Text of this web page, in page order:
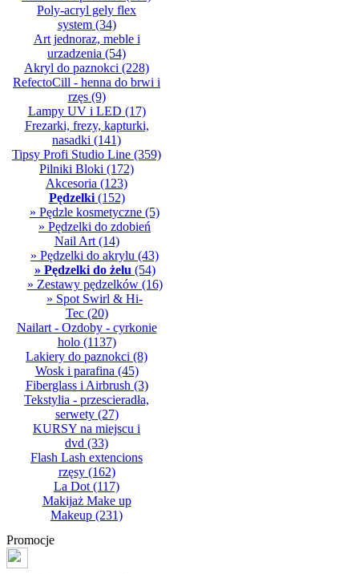
Poly-acryl gely flex
system(34)
Art jednoraz, meble i
urzadzenia (54)
Akryl do paznokci (228)
RefectoCill - henna do brwi i
rzęs(9)
Lampy UV i LED (17)
Frezarki, frezy, kapturki,
nasadki (141)
Tipsy Profi Studio Line (359)
Pilniki Bloki (172)
Akcesoria (123)
Pędzelki(152)
» Pędzle kosmetyczne (5)
» Pędzelki do zdobień
Nail Art(14)
» Pędzelki do akrylu (43)
» Pędzelki do żelu (54)
» Zestawy pędzelków(16)
» Spot Swirl & Hi-
Tec(20)
Nailart - Ozdoby - cyrkonie
holo(1137)
Lakiery do paznokci (8)
Wosk i parafina (45)
Fiberglass i Airbrush (3)
Tekstylia - przescieradła,
serwety(27)
KURSY na miejscu i
dvd (33)
Flash Lash extencions
rzęsy(162)
La Dot (117)
Makijaż Make up
Makeup (231)
Promocje